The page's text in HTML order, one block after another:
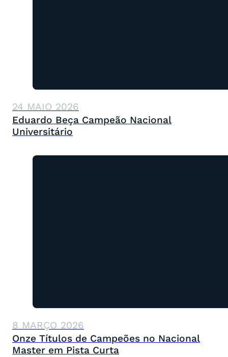
24 MAIO 2026
Eduardo Beça Campeão Nacional
Universitário
8 MARÇO 2026
Onze Títulos de Campeões no Nacional
Master em Pista Curta